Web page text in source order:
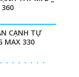
360
CẠNH TỰ
MAX 330